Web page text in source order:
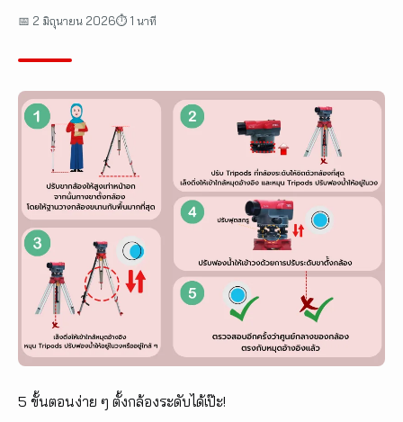
📅 2 มิถุนายน 2026⏱ 1 นาที
5 ขั้นตอนง่าย ๆ ตั้งกล้องระดับได้เป๊ะ!